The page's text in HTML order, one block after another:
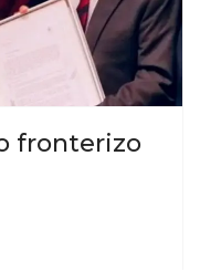
fronterizo